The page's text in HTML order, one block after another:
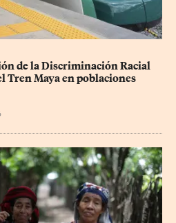
de la Discriminación Racial
Tren Maya en poblaciones